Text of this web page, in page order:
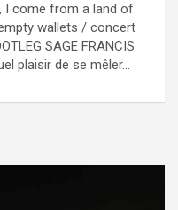
I come from a land of
wallets / concert
SAGE FRANCIS
plaisir de se mêler...